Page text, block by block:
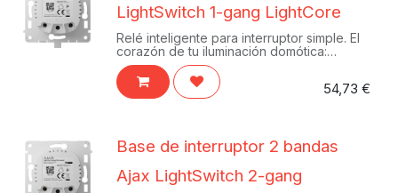
LightSwitch 1-gang LightCore
Relé inteligente para interruptor simple. El
corazón de tu iluminación domótica:
controla una luz desde la app sin
necesidad de cable neutro.
54,73 €
Base de interruptor 2 bandas
Ajax LightSwitch 2-gang